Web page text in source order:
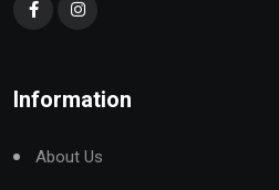
Information
About Us